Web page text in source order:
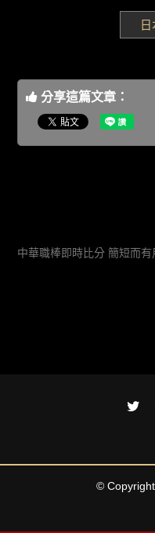
分享這篇文章：
中華職棒即時比分 簡短而
©